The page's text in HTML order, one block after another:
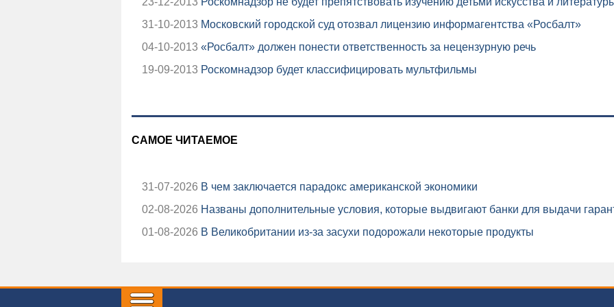
31-10-2013 Московский городской суд отозвал лицензию информагентства «Росбалт»
04-10-2013 «Росбалт» должен понести ответственность за нецензурную речь
19-09-2013 Роскомнадзор будет классифицировать мультфильмы
САМОЕ ЧИТАЕМОЕ
31-07-2026 В чем заключается парадокс американской экономики
02-08-2026 Названы дополнительные условия, которые выдвигают банки для выдачи
01-08-2026 В Великобритании из-за засухи подорожали некоторые продукты